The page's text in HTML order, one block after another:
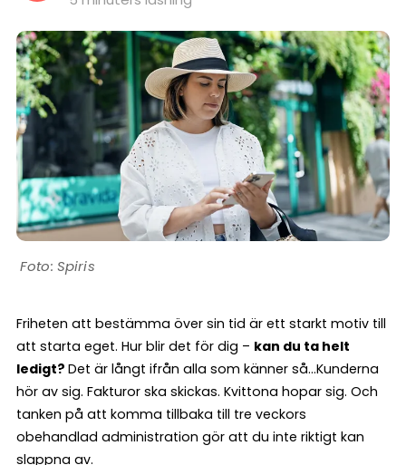
Spiris
Friheten att bestämma över sin tid är ett starkt motiv till
att starta eget. Hur blir det för dig – kan du ta helt
ledigt? Det är långt ifrån alla som känner så…Kunderna
hör av sig. Fakturor ska skickas. Kvittona hopar sig. Och
tanken på att komma tillbaka till tre veckors
obehandlad administration gör att du inte riktigt kan
slappna av.